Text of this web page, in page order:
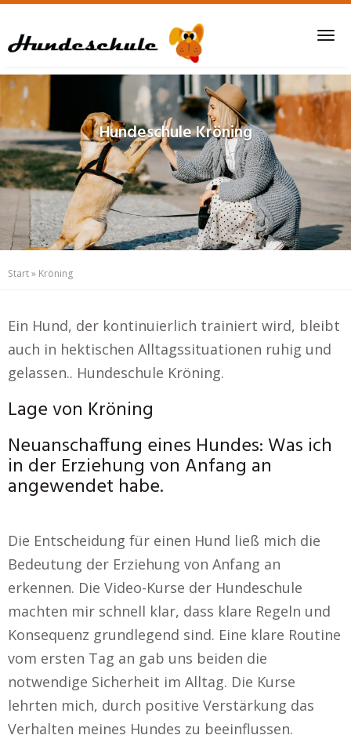
main
content
HundeschuleKröning
Start» Kröning
Ein Hund, der kontinuierlich trainiert wird, bleibt
auch in hektischen Alltagssituationen ruhig und
gelassen.. Hundeschule Kröning.
Lage von Kröning
Neuanschaffung eines Hundes: Was ich
in der Erziehung von Anfang an
angewendet habe.
Die Entscheidung für einen Hund ließ mich die
Bedeutung der Erziehung von Anfang an
erkennen. Die Video-Kurse der Hundeschule
machten mir schnell klar, dass klare Regeln und
Konsequenz grundlegend sind. Eine klare Routine
vom ersten Tag an gab uns beiden die
notwendige Sicherheit im Alltag. Die Kurse
lehrten mich, durch positive Verstärkung das
Verhalten meines Hundes zu beeinflussen.